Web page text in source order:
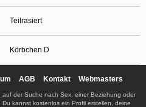
Teilrasiert
Körbchen D
AGB Kontakt Webmasters
auf der Suche nach Sex, einer Beziehung oder
kannst kostenlos ein Profil erstellen, deine